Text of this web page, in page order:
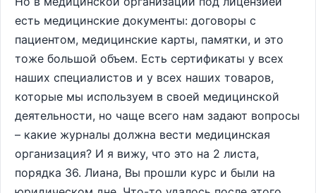
есть медицинские документы: договоры с
пациентом, медицинские карты, памятки, и это
тоже большой объем. Есть сертификаты у всех
наших специалистов и у всех наших товаров,
которые мы используем в своей медицинской
деятельности, но чаще всего нам задают вопросы
– какие журналы должна вести медицинская
организация? И я вижу, что это на 2 листа,
порядка 36. Лиана, Вы прошли курс и были на